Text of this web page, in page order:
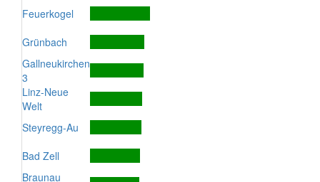
Feuerkogel
Grünbach
Gallneukirchen
3
Linz-Neue
Welt
Steyregg-Au
Bad Zell
Braunau